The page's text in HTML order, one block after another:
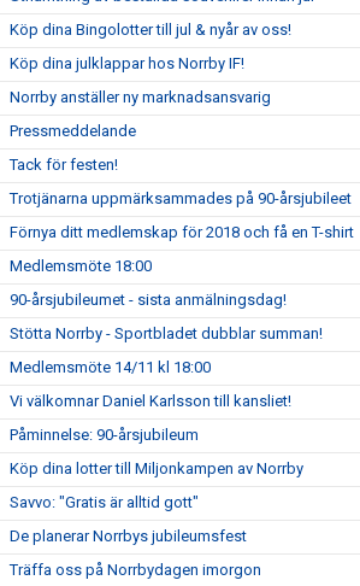
Köp dina Bingolotter till jul & nyår av oss!
Köp dina julklappar hos Norrby IF!
Norrby anställer ny marknadsansvarig
Pressmeddelande
Tack för festen!
Trotjänarna uppmärksammades på 90-årsjubileet
Förnya ditt medlemskap för 2018 och få en T-shirt
Medlemsmöte 18:00
90-årsjubileumet - sista anmälningsdag!
Stötta Norrby - Sportbladet dubblar summan!
Medlemsmöte 14/11 kl 18:00
Vi välkomnar Daniel Karlsson till kansliet!
Påminnelse: 90-årsjubileum
Köp dina lotter till Miljonkampen av Norrby
Savvo: "Gratis är alltid gott"
De planerar Norrbys jubileumsfest
Träffa oss på Norrbydagen imorgon